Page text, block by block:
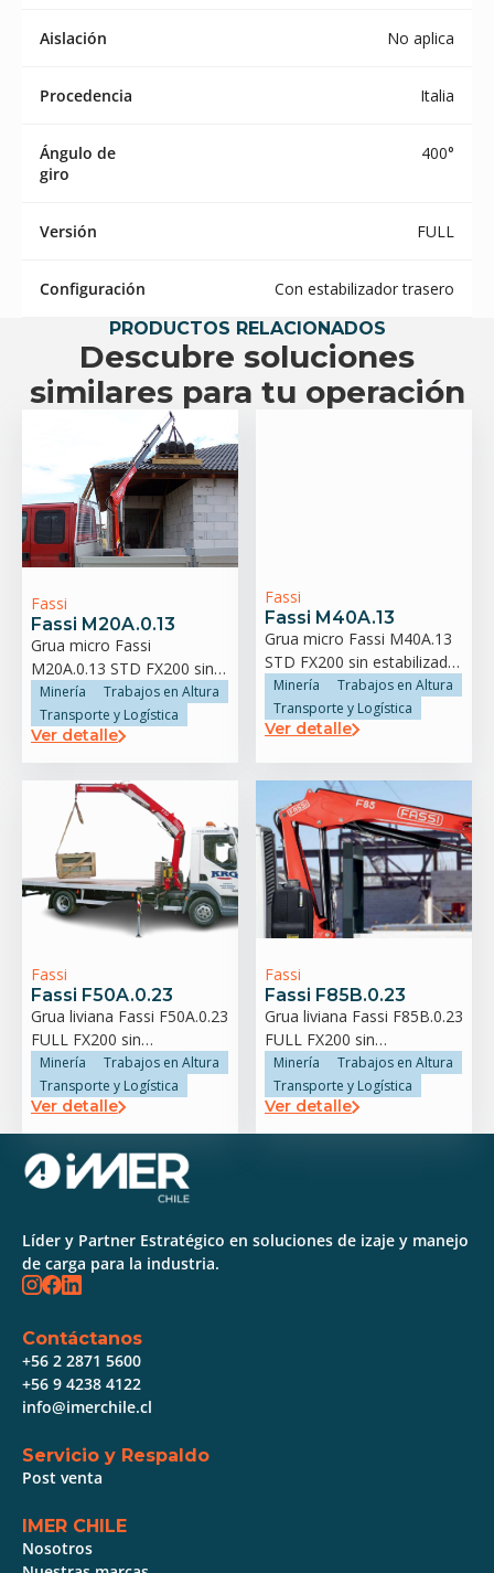
Aislación No aplica
Procedencia Italia
Ángulo de
giro
400°
Versión FULL
Configuración
Con estabilizador trasero
PRODUCTOS RELACIONADOS
Descubre soluciones
similares para tu operación
Fassi
Fassi M20A.0.13
Grua micro Fassi
M20A.0.13 STD FX200 sin
estabilizador trasero
Minería
Trabajos en Altura
Transporte y Logística
Ver detalle
Fassi
Fassi M40A.13
Grua micro Fassi M40A.13
STD FX200 sin estabilizador
trasero
Minería
Trabajos en Altura
Transporte y Logística
Ver detalle
Fassi
Fassi F50A.0.23
Grua liviana Fassi F50A.0.23
FULL FX200 sin
estabilizador trasero
Minería
Trabajos en Altura
Transporte y Logística
Ver detalle
Fassi
Fassi F85B.0.23
Grua liviana Fassi F85B.0.23
FULL FX200 sin
estabilizador trasero
Minería
Trabajos en Altura
Transporte y Logística
Ver detalle
Líder y Partner Estratégico en soluciones de izaje y manejo
de carga para la industria.
Contáctanos
+56 2 2871 5600
+56 9 4238 4122
info@imerchile.cl
Servicio y Respaldo
Post venta
IMER CHILE
Nosotros